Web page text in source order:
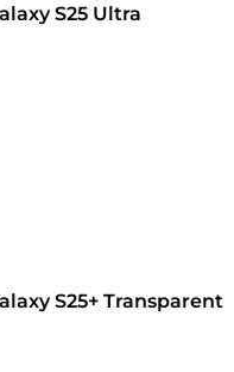
S25 Ultra
S25+ Transparent